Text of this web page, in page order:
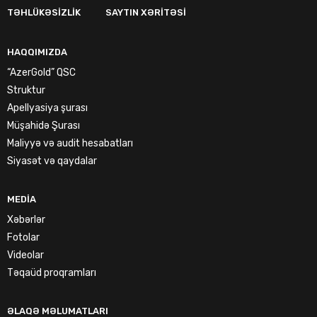
TƏHLÜKƏSIZLIK SAYTIN XƏRITƏSI
HAQQIMIZDA
“AzerGold” QSC
Struktur
Apellyasiya şurası
Müşahidə Şurası
Maliyyə və audit hesabatları
Siyasət və qaydalar
MEDIA
Xəbərlər
Fotolar
Videolar
Təqaüd proqramları
ƏLAQƏ MƏLUMATLARI